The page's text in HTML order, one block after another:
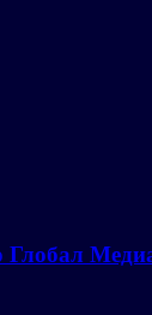
Глобал